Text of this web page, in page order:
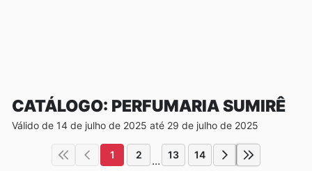
CATÁLOGO: PERFUMARIA SUMIRÊ
Válido de 14 de julho de 2025 até 29 de julho de 2025
1 2 ... 13 14